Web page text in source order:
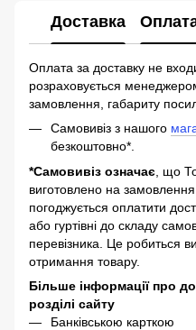
Доставка
Оплата за доставку не
розраховується
замовлення, габариту
Самовивіз з нашого
безкоштовно*.
*Самовивіз означає , що
виготовлено на
погоджується оплатити
або гуртівні до складу
перевізника. Це робиться
отримання товару.
Більше інформації про
розділі сайту
Банківською карткою